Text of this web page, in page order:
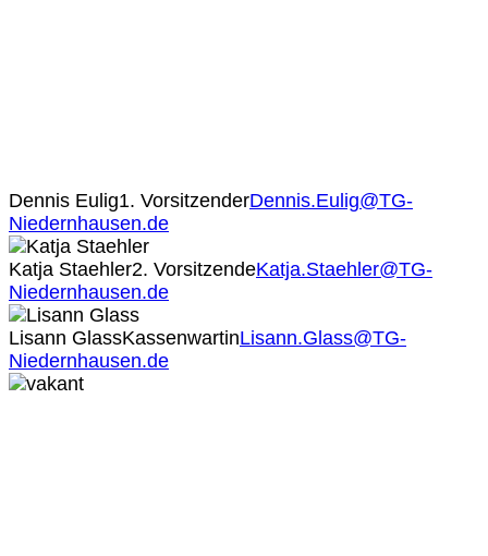
Dennis Eulig1. VorsitzenderDennis.Eulig@TG-
Niedernhausen.de
Katja Staehler2. VorsitzendeKatja.Staehler@TG-
Niedernhausen.de
Lisann GlassKassenwartinLisann.Glass@TG-
Niedernhausen.de